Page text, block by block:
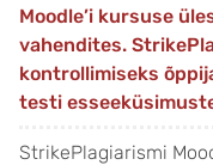
Moodle’i kursuse
vahendites.
kontrollimiseks
testi
StrikePlagiarismi